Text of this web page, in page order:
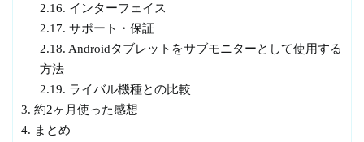
2.16. インターフェイス
2.17. サポート・保証
2.18. Androidタブレットをサブモニターとして使用する
方法
2.19. ライバル機種との比較
3. 約2ヶ月使った感想
4. まとめ